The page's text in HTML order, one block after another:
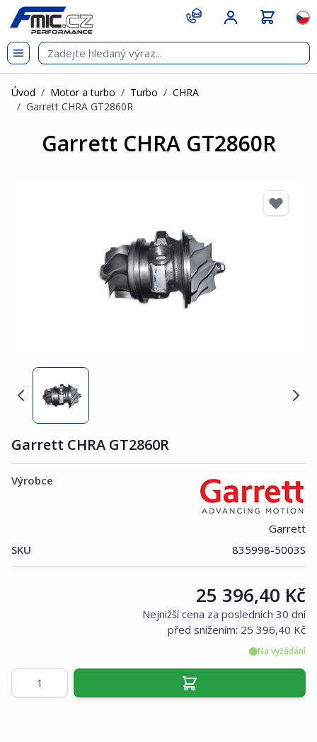
Přejít na obsah
git s
Úvod / Motor a turbo / Turbo / CHRA
/ Garrett CHRA GT2860R
Garrett CHRA GT2860R
Garrett CHRA GT2860R
Výrobce
Garrett
SKU
835998-5003S
Cena:
25 396,40 Kč
Nejnižší cena za posledních 30 dní
před snížením: 25 396,40 Kč
Na vyžádání
Množství